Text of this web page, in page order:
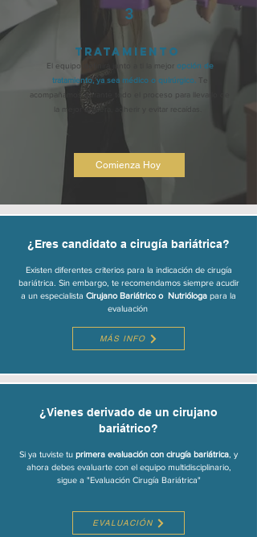
3
tratamiento
El equipo definirá junto a ti la mejor opción de
tratamiento, ya sea médico o quirúrgico.
acompañamos durante todo el proceso para llevarlo de
la mejor manera, adherir y evitar recaídas.
Comienza Hoy
¿Eres candidato a cirugía bariátrica?
Existen diferentes criterios para la indicación de cirugía
bariátrica. Sin embargo, te recomendamos siempre acudir
a un especialista Cirujano Bariátrico o Nutrióloga para la
evaluación
MÁS INFO
¿Vienes derivado de un cirujano
bariátrico?
Si ya tuviste tu primera evaluación con cirugía bariátrica , y
ahora debes evaluarte con el equipo multidisciplinario,
sigue a "Evaluación Cirugía Bariátrica"
EVALUACIÓN